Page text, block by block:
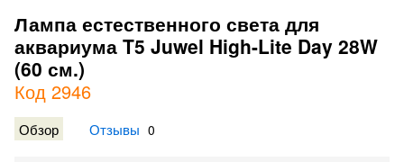
Лампа естественного света для
аквариума T5 Juwel High-Lite Day 28W
(60 см.)
Код 2946
Обзор Отзывы 0